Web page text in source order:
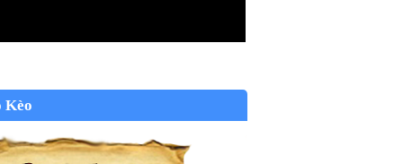
Kèo